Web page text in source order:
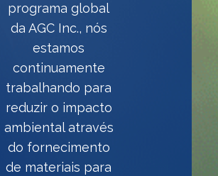
programa global
da AGC Inc., nós
estamos
continuamente
trabalhando para
reduzir o impacto
ambiental através
do fornecimento
de materiais para